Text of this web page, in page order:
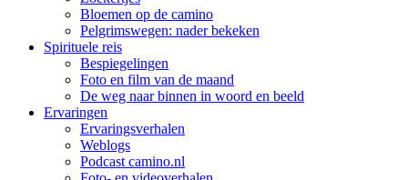
Bloemen op de camino
Pelgrimswegen: nader bekeken
Spirituele reis
Bespiegelingen
Foto en film van de maand
De weg naar binnen in woord en beeld
Ervaringen
Ervaringsverhalen
Weblogs
Podcast camino.nl